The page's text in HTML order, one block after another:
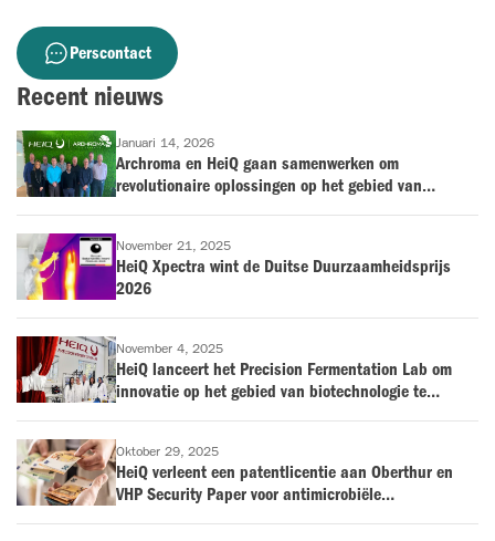
Perscontact
Recent nieuws
Januari 14, 2026
Archroma en HeiQ gaan samenwerken om
revolutionaire oplossingen op het gebied van
November 21, 2025
HeiQ Xpectra wint de Duitse Duurzaamheidsprijs
2026
November 4, 2025
HeiQ lanceert het Precision Fermentation Lab om
innovatie op het gebied van biotechnologie te
Oktober 29, 2025
HeiQ verleent een patentlicentie aan Oberthur en
VHP Security Paper voor antimicrobiële